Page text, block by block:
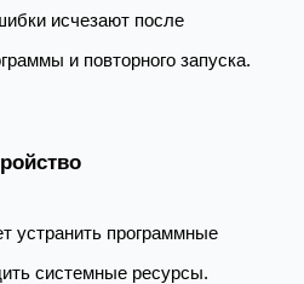
исчезают после
и повторного запуска.
устранить программные
системные ресурсы.